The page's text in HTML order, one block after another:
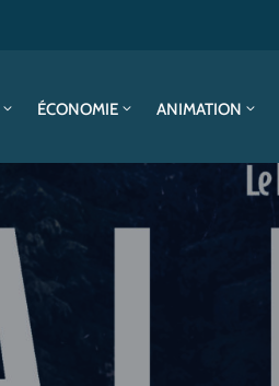
ÉCONOMIE ANIMATION